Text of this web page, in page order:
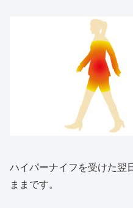
ハイパーナイフを受けた翌
ままです。